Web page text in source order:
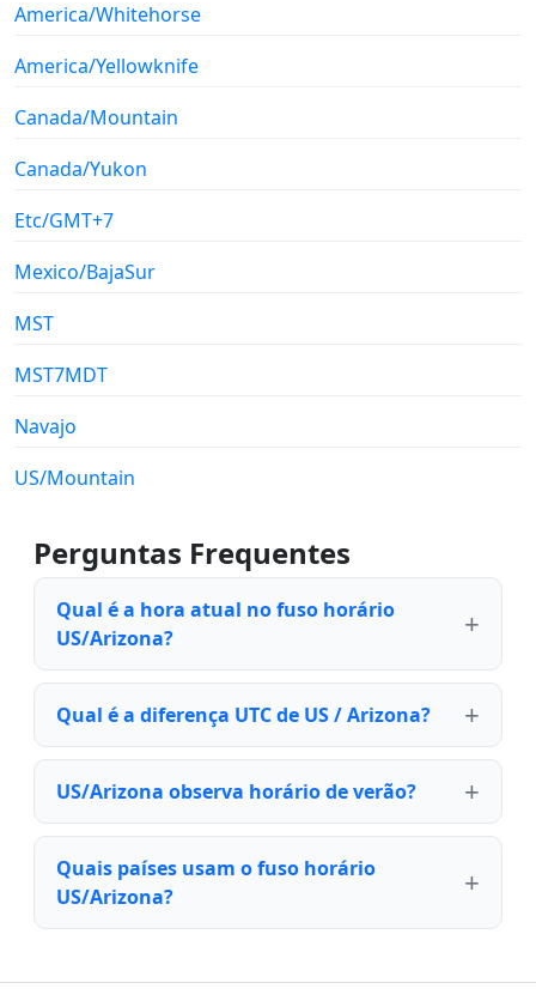
America/Whitehorse
America/Yellowknife
Canada/Mountain
Canada/Yukon
Etc/GMT+7
Mexico/BajaSur
MST
MST7MDT
Navajo
US/Mountain
Perguntas Frequentes
Qual é a hora atual no fuso horário
US/Arizona?
Qual é a diferença UTC de US / Arizona?
US/Arizona observa horário de verão?
Quais países usam o fuso horário
US/Arizona?